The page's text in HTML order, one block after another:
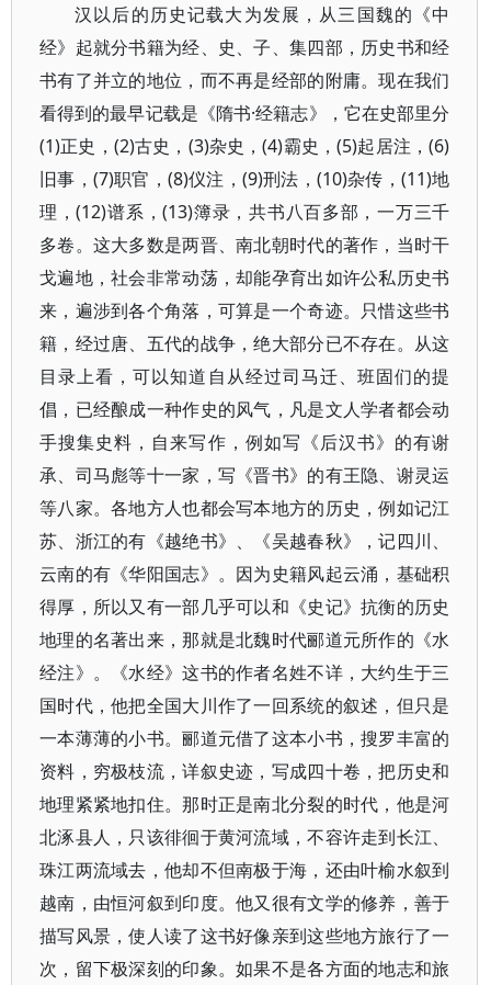
汉以后的历史记载大为发展，从三国魏的《中
经》起就分书籍为经、史、子、集四部，历史书和经
书有了并立的地位，而不再是经部的附庸。现在我们
看得到的最早记载是《隋书·经籍志》，它在史部里分
(1)正史，(2)古史，(3)杂史，(4)霸史，(5)起居注，(6)
旧事，(7)职官，(8)仪注，(9)刑法，(10)杂传，(11)地
理，(12)谱系，(13)簿录，共书八百多部，一万三千
多卷。这大多数是两晋、南北朝时代的著作，当时干
戈遍地，社会非常动荡，却能孕育出如许公私历史书
来，遍涉到各个角落，可算是一个奇迹。只惜这些书
籍，经过唐、五代的战争，绝大部分已不存在。从这
目录上看，可以知道自从经过司马迁、班固们的提
倡，已经酿成一种作史的风气，凡是文人学者都会动
手搜集史料，自来写作，例如写《后汉书》的有谢
承、司马彪等十一家，写《晋书》的有王隐、谢灵运
等八家。各地方人也都会写本地方的历史，例如记江
苏、浙江的有《越绝书》、《吴越春秋》，记四川、
云南的有《华阳国志》。因为史籍风起云涌，基础积
得厚，所以又有一部几乎可以和《史记》抗衡的历史
地理的名著出来，那就是北魏时代郦道元所作的《水
经注》。《水经》这书的作者名姓不详，大约生于三
国时代，他把全国大川作了一回系统的叙述，但只是
一本薄薄的小书。郦道元借了这本小书，搜罗丰富的
资料，穷极枝流，详叙史迹，写成四十卷，把历史和
地理紧紧地扣住。那时正是南北分裂的时代，他是河
北涿县人，只该徘徊于黄河流域，不容许走到长江、
珠江两流域去，他却不但南极于海，还由叶榆水叙到
越南，由恒河叙到印度。他又很有文学的修养，善于
描写风景，使人读了这书好像亲到这些地方旅行了一
次，留下极深刻的印象。如果不是各方面的地志和旅